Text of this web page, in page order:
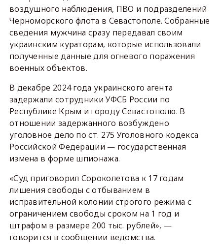
воздушного наблюдения, ПВО и подразделений
Черноморского флота в Севастополе. Собранные
сведения мужчина сразу передавал своим
украинским кураторам, которые использовали
полученные данные для огневого поражения
военных объектов.
В декабре 2024 года украинского агента
задержали сотрудники УФСБ России по
Республике Крым и городу Севастополю. В
отношении задержанного возбуждено
уголовное дело по ст. 275 Уголовного кодекса
Российской Федерации — государственная
измена в форме шпионажа.
«Суд приговорил Сороколетова к 17 годам
лишения свободы с отбыванием в
исправительной колонии строгого режима с
ограничением свободы сроком на 1 год и
штрафом в размере 200 тыс. рублей», —
говорится в сообщении ведомства.